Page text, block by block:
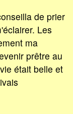
de prier
Les
ma
prêtre au
était belle et